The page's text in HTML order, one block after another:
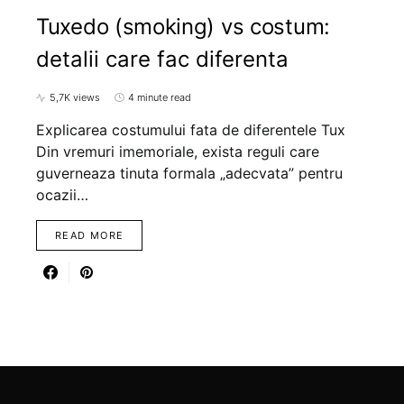
Tuxedo (smoking) vs costum:
detalii care fac diferenta
5,7K views 4 minute read
Explicarea costumului fata de diferentele Tux
Din vremuri imemoriale, exista reguli care
guverneaza tinuta formala „adecvata” pentru
ocazii…
READ MORE